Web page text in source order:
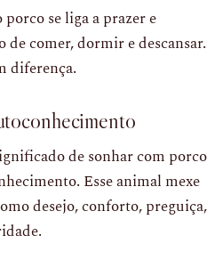
porco se liga a prazer e
de comer, dormir e descansar.
diferença.
de sonhar com porco
Esse animal mexe
desejo, conforto, preguiça,